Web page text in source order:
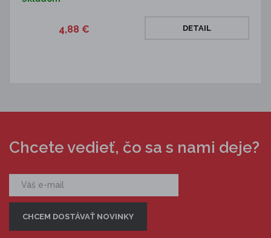
4,88 € DETAIL
Chcete vedieť, čo sa s nami deje?